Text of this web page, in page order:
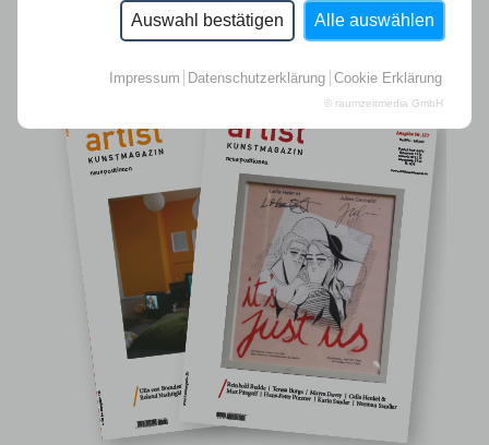
Auswahl bestätigen Alle auswählen
Impressum Datenschutzerklärung Cookie Erklärung
© raumzeitmedia GmbH